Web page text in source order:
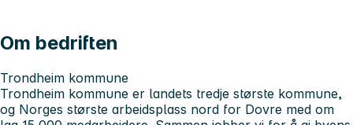
Om bedriften
Trondheim kommune
Trondheim kommune er landets tredje største kommune,
og Norges største arbeidsplass nord for Dovre med om